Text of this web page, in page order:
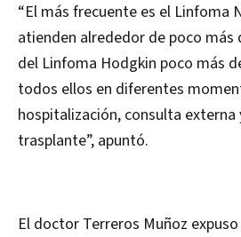
“El más frecuente es el Linfoma
atienden alrededor de poco más
del Linfoma Hodgkin poco más
todos ellos en diferentes
hospitalización, consulta externa
trasplante”, apuntó.
El doctor Terreros Muñoz